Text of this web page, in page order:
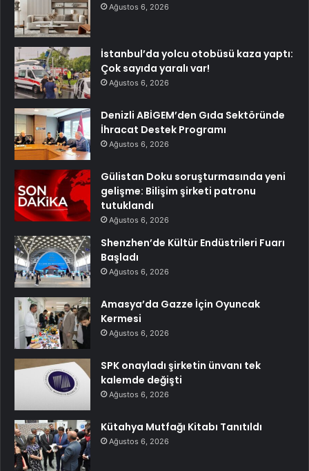
Ağustos 6, 2026
İstanbul’da yolcu otobüsü kaza yaptı:
Çok sayıda yaralı var!
Ağustos 6, 2026
Denizli ABİGEM’den Gıda Sektöründe
İhracat Destek Programı
Ağustos 6, 2026
Gülistan Doku soruşturmasında yeni
gelişme: Bilişim şirketi patronu
tutuklandı
Ağustos 6, 2026
Shenzhen’de Kültür Endüstrileri Fuarı
Başladı
Ağustos 6, 2026
Amasya’da Gazze İçin Oyuncak
Kermesi
Ağustos 6, 2026
SPK onayladı şirketin ünvanı tek
kalemde değişti
Ağustos 6, 2026
Kütahya Mutfağı Kitabı Tanıtıldı
Ağustos 6, 2026